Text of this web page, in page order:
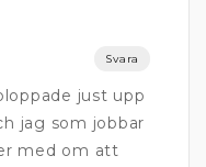
Svara
just upp
jag som jobbar
med om att